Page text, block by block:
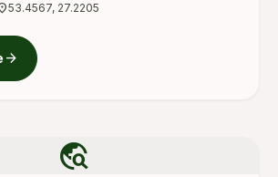
на официальных ресурсах.
53.4567, 27.2205
arrow_forward
travel_explore